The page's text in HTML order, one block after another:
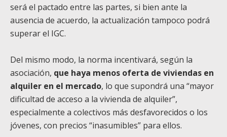
será el pactado entre las partes, si bien ante la
ausencia de acuerdo, la actualización tampoco podrá
superar el IGC.
Del mismo modo, la norma incentivará, según la
asociación, que haya menos oferta de viviendas en
alquiler en el mercado, lo que supondrá una “mayor
dificultad de acceso a la vivienda de alquiler”,
especialmente a colectivos más desfavorecidos o los
jóvenes, con precios “inasumibles” para ellos.